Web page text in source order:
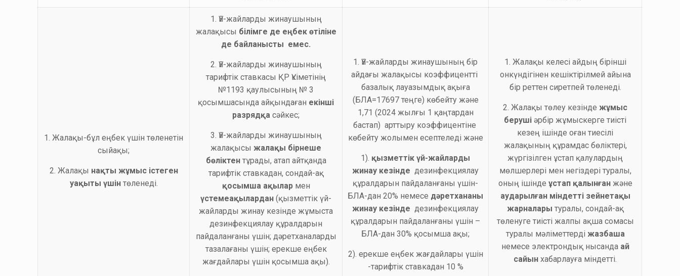
1. Жалақы-бұл еңбек үшін төленетін
сыйақы;
2. Жалақы нақты жұмыс істеген
уақыты үшін төленеді.
1. Үй-жайларды жинаушының
жалақысы білімге де еңбек өтіліне
де байланысты емес.
2. Үй-жайларды жинаушының
тарифтік ставкасы ҚР Үкіметінің
№1193 қаулысының № 3
қосымшасында айқындаған екінші
разрядқа сәйкес;
3. Үй-жайларды жинаушының
жалақысы жалақы бірнеше
бөліктентұрады, атап айтқанда
тарифтік ставкадан, сондай-ақ
қосымша ақылармен
үстемеақылардан (қызметтік үй-
жайларды жинау кезінде жұмыста
дезинфекциялау құралдарын
пайдаланғаны үшін; дәретханаларды
тазалағаны үшін; ерекше еңбек
жағдайлары үшін қосымша ақы).
1. Үй-жайларды жинаушының бір
айдағы жалақысы коэффицентті
базалық лауазымдық ақыға
(БЛА=17697 теңге) көбейту және
1,71 (2024 жылғы 1 қаңтардан
бастап) арттыру коэффицентіне
көбейту жолымен есептеледі және
1). қызметтік үй-жайларды
жинау кезінде дезинфекциялау
құралдарын пайдаланғаны үшін-
БЛА-дан 20% немесе дәретхананы
жинау кезінде дезинфекциялау
құралдарын пайдаланғаны үшін –
БЛА-дан 30% қосымша ақы;
2). ерекше еңбек жағдайлары үшін
-тарифтік ставкадан 10 %
1. Жалақы келесі айдың бірінші
онкүндігінен кешіктірілмей айына
бір реттен сиретпей төленеді.
2. Жалақы төлеу кезінде жұмыс
беруші әрбір жұмыскерге тиісті
кезең ішінде оған тиесілі
жалақының құрамдас бөліктері,
жүргізілген ұстап қалулардың
мөлшерлері мен негіздері туралы,
оның ішінде ұстап қалынғанжәне
аударылған міндетті зейнетақы
жарналары туралы, сондай-ақ
төленуге тиісті жалпы ақша сомасы
туралы мәліметтерді жазбаша
немесе электрондық нысанда ай
сайын хабарлауға міндетті.